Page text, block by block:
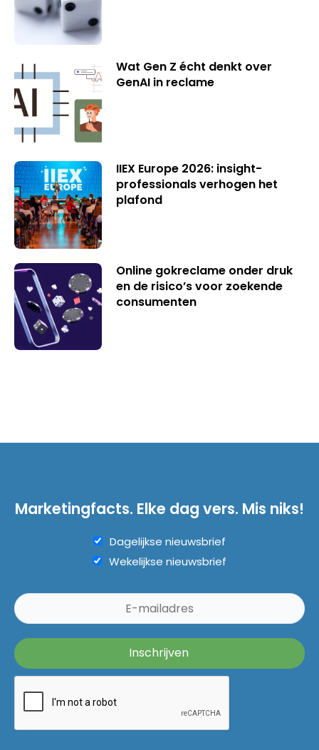
Wat Gen Z écht denkt over
GenAI in reclame
IIEX Europe 2026: insight-
professionals verhogen het
plafond
Online gokreclame onder druk
en de risico’s voor zoekende
consumenten
Marketingfacts. Elke dag vers. Mis niks!
Dagelijkse nieuwsbrief
Wekelijkse nieuwsbrief